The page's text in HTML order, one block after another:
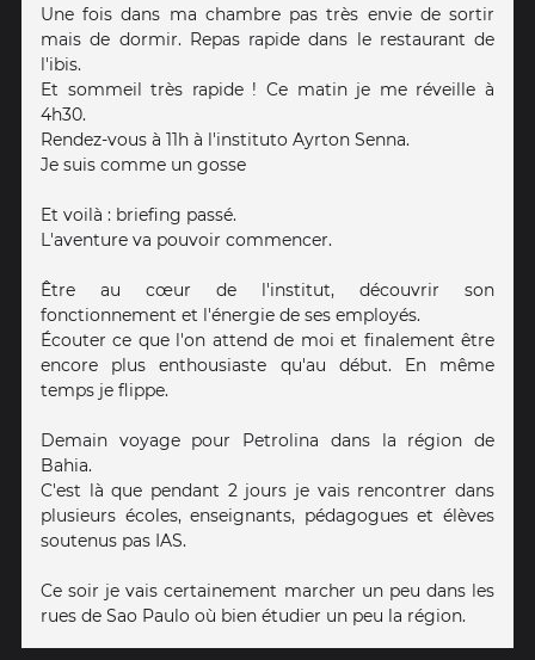
Une fois dans ma chambre pas très envie de sortir
mais de dormir. Repas rapide dans le restaurant de
l'ibis.
Et sommeil très rapide ! Ce matin je me réveille à
4h30.
Rendez-vous à 11h à l'instituto Ayrton Senna.
Je suis comme un gosse
Et voilà : briefing passé.
L'aventure va pouvoir commencer.
Être au cœur de l'institut, découvrir son
fonctionnement et l'énergie de ses employés.
Écouter ce que l'on attend de moi et finalement être
encore plus enthousiaste qu'au début. En même
temps je flippe.
Demain voyage pour Petrolina dans la région de
Bahia.
C'est là que pendant 2 jours je vais rencontrer dans
plusieurs écoles, enseignants, pédagogues et élèves
soutenus pas IAS.
Ce soir je vais certainement marcher un peu dans les
rues de Sao Paulo où bien étudier un peu la région.